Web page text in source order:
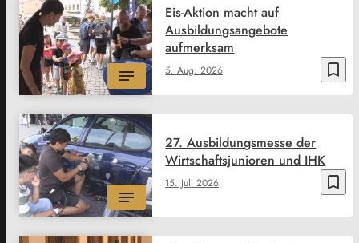
bookmark_border
5. Aug. 2026
Eis-Aktion macht auf
Ausbildungsangebote
aufmerksam
bookmark_border
15. Juli 2026
27. Ausbildungsmesse der
Wirtschaftsjunioren und IHK